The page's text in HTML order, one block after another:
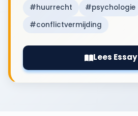
#huurrecht
#psychologie
#conflictvermijding
Lees Essay